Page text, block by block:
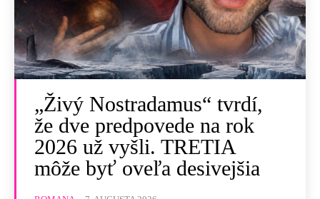
„Živý Nostradamus“ tvrdí,
že dve predpovede na rok
2026 už vyšli. TRETIA
môže byť oveľa desivejšia